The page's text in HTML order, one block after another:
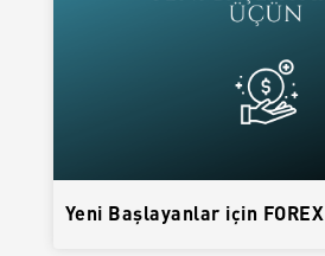
Yeni Başlayanlar için FOREX